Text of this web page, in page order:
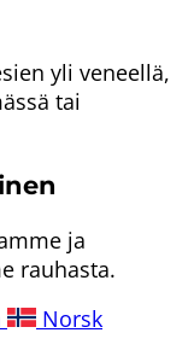
Norsk
yli veneellä,
tai
ja
rauhasta.